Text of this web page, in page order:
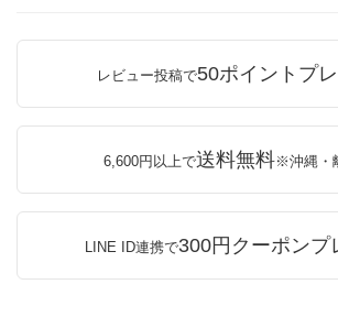
レビュー投稿で50ポイントプ
6,600円以上で送料無料※沖縄・
LINE ID連携で300円クーポンプ